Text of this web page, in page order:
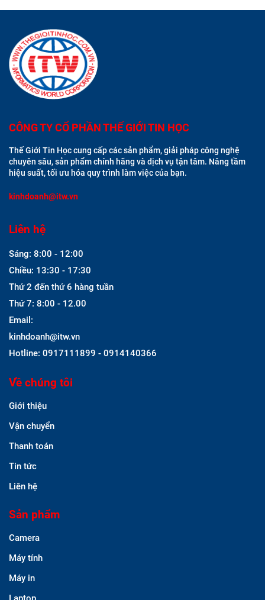
CÔNG TY CỔ PHẦN THẾ GIỚI TIN HỌC
Thế Giới Tin Học cung cấp các sản phẩm, giải pháp công nghệ
chuyên sâu, sản phẩm chính hãng và dịch vụ tận tâm. Nâng tầm
hiệu suất, tối ưu hóa quy trình làm việc của bạn.
kinhdoanh@itw.vn
Liên hệ
Sáng: 8:00 - 12:00
Chiều: 13:30 - 17:30
Thứ 2 đến thứ 6 hàng tuần
Thứ 7: 8:00 - 12.00
Email:
kinhdoanh@itw.vn
Hotline: 0917111899 - 0914140366
Về chúng tôi
Giới thiệu
Vận chuyển
Thanh toán
Tin tức
Liên hệ
Sản phẩm
Camera
Máy tính
Máy in